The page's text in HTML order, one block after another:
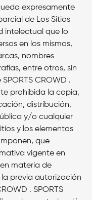
expresamente
de Los Sitios
intelectual que lo
en los mismos,
nombres
entre otros, sin
CROWD .
prohibida la copia,
distribución,
y/o cualquier
y los elementos
que
vigente en
materia de
previa autorización
. SPORTS